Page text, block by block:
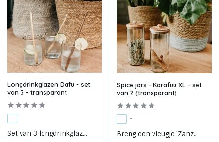
Longdrinkglazen Dafu - set
van 3 - transparant
-
Set van 3 longdrinkglaz...
Spice jars - Karafuu XL - set
van 2 (transparant)
-
Breng een vleugje 'Zanz...